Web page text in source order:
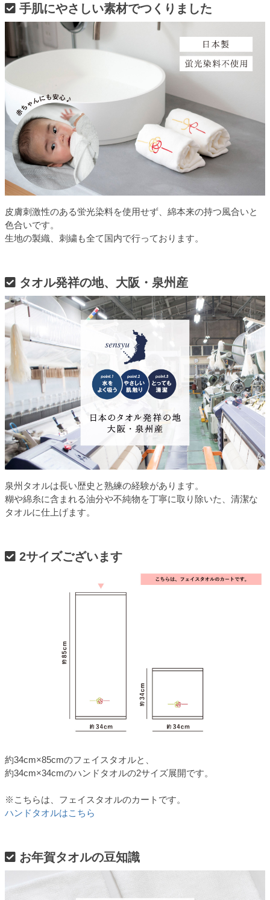
手肌にやさしい素材でつくりました
皮膚刺激性のある蛍光染料を使用せず、綿本来の持つ風合いと
色合いです。
生地の製織、刺繍も全て国内で行っております。
タオル発祥の地、大阪・泉州産
泉州タオルは長い歴史と熟練の経験があります。
糊や綿糸に含まれる油分や不純物を丁寧に取り除いた、清潔な
タオルに仕上げます。
2サイズございます
約34cm×85cmのフェイスタオルと、
約34cm×34cmのハンドタオルの2サイズ展開です。
※こちらは、フェイスタオルのカートです。
ハンドタオルはこちら
お年賀タオルの豆知識